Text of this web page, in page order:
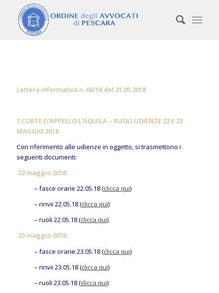
Lettera informativa n. 66/18 del 21.05.2018
1.CORTE D’APPELLO L’AQUILA – RUOLI UDIENZE 22 E 23
MAGGIO 2018
Con riferimento alle udienze in oggetto, si trasmettono i
seguenti documenti:
22 maggio 2018:
– fasce orarie 22.05.18 (clicca qui)
– rinvii 22.05.18 (clicca qui)
– ruoli 22.05.18 (clicca qui)
23 maggio 2018:
– fasce orarie 23.05.18 (clicca qui)
– rinvii 23.05.18 (clicca qui)
– ruoli 23.05.18 (clicca qui)